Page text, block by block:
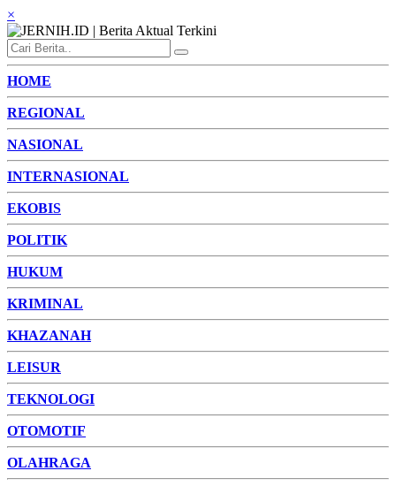
×
HOME
REGIONAL
NASIONAL
INTERNASIONAL
EKOBIS
POLITIK
HUKUM
KRIMINAL
KHAZANAH
LEISUR
TEKNOLOGI
OTOMOTIF
OLAHRAGA